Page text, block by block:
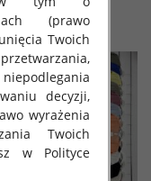
(prawo
Twoich
decyzji,
wyrażenia
Twoich
w Polityce